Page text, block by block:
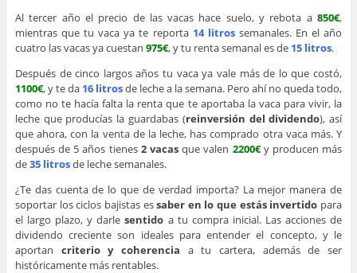
Al tercer año el precio de las vacas hace suelo, y rebota a850€,
mientras que tu vaca ya te reporta 14 litrossemanales. En el año
cuatro las vacas ya cuestan 975€, y tu renta semanal es de 15 litros.
Después de cinco largos años tu vaca ya vale más de lo que costó,
1100€, y te da 16 litrosde leche a la semana. Pero ahí no queda todo,
como no te hacía falta la renta que te aportaba la vaca para vivir, la
leche que producías la guardabas (reinversión del dividendo), así
que ahora, con la venta de la leche, has comprado otra vaca más. Y
después de 5 años tienes 2 vacas que valen 2200€y producen más
de35 litrosde leche semanales.
¿Te das cuenta de lo que de verdad importa? La mejor manera de
soportar los ciclos bajistas essaber en lo que estás invertido para
el largo plazo, y darlesentido a tu compra inicial. Las acciones de
dividendo creciente son ideales para entender el concepto, y le
aportan criterio y coherencia a tu cartera, además de ser
históricamente más rentables.